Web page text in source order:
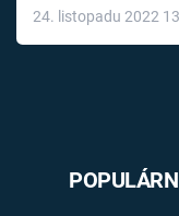
24. listopadu 2022